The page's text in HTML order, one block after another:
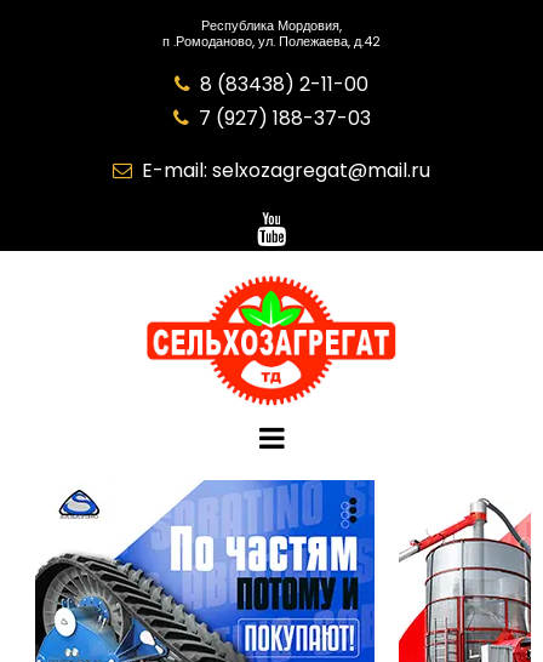
Республика Мордовия,
п .Ромоданово, ул. Полежаева, д.42
 8 (83438) 2-11-00
 7 (927) 188-37-03
 E-mail: selxozagregat@mail.ru